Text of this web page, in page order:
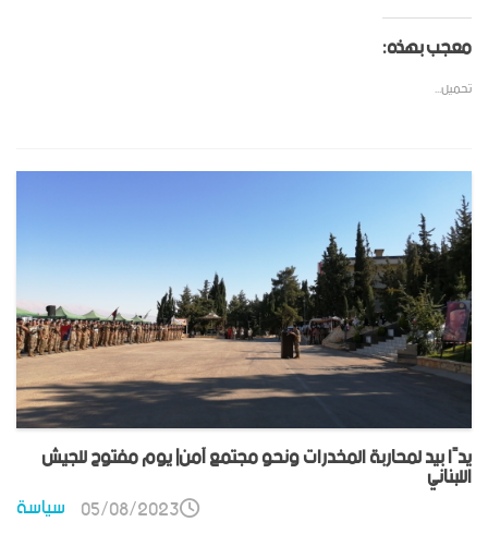
معجب بهذه:
تحميل...
يدًا بيد لمحاربة المخدرات ونحو مجتمع آمن| يوم مفتوح للجيش
اللبناني
سياسة 05/08/2023